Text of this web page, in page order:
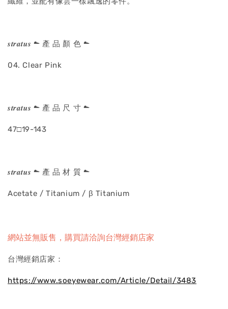
𝒔𝒕𝒓𝒂𝒕𝒖𝒔 ☁ 產 品 顏 色 ☁
04. Clear Pink
𝒔𝒕𝒓𝒂𝒕𝒖𝒔 ☁ 產 品 尺 寸 ☁
47□19-143
𝒔𝒕𝒓𝒂𝒕𝒖𝒔 ☁ 產 品 材 質 ☁
Acetate / Titanium / β Titanium
網站並無販售，購買請洽詢台灣經銷店家
台灣經銷店家：
https://www.soeyewear.com/Article/Detail/3483